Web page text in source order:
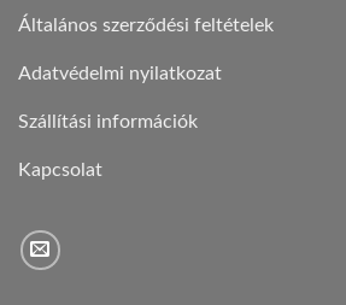
Általános szerződési feltételek
Adatvédelmi nyilatkozat
Szállítási információk
Kapcsolat